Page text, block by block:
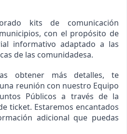
kits de comunicación
con el propósito de
informativo adaptado a las
de las comunidadesa.
obtener más detalles, te
reunión con nuestro Equipo
Públicos a través de la
ticket. Estaremos encantados
adicional que puedas